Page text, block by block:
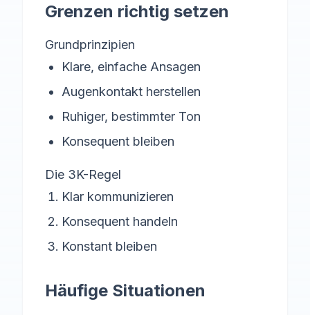
Grenzen richtig setzen
Grundprinzipien
Klare, einfache Ansagen
Augenkontakt herstellen
Ruhiger, bestimmter Ton
Konsequent bleiben
Die 3K-Regel
Klar kommunizieren
Konsequent handeln
Konstant bleiben
Häufige Situationen